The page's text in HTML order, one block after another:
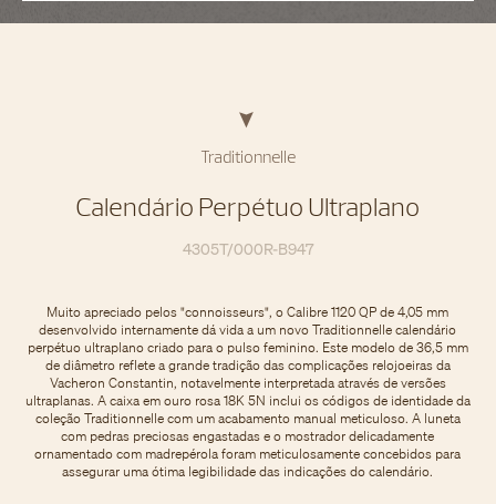
Traditionnelle
Calendário Perpétuo Ultraplano
4305T/000R-B947
Muito apreciado pelos "connoisseurs", o Calibre 1120 QP de 4,05 mm
desenvolvido internamente dá vida a um novo Traditionnelle calendário
perpétuo ultraplano criado para o pulso feminino. Este modelo de 36,5 mm
de diâmetro reflete a grande tradição das complicações relojoeiras da
Vacheron Constantin, notavelmente interpretada através de versões
ultraplanas. A caixa em ouro rosa 18K 5N inclui os códigos de identidade da
coleção Traditionnelle com um acabamento manual meticuloso. A luneta
com pedras preciosas engastadas e o mostrador delicadamente
ornamentado com madrepérola foram meticulosamente concebidos para
assegurar uma ótima legibilidade das indicações do calendário.